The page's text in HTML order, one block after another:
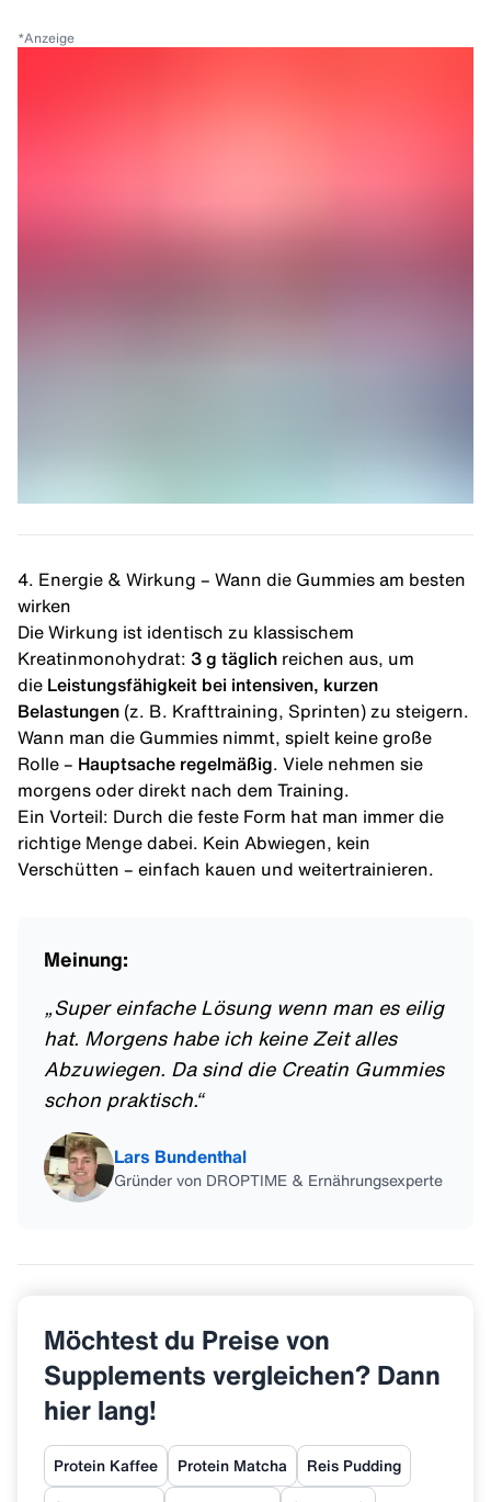
*Anzeige
4. Energie & Wirkung – Wann die Gummies am besten
wirken
Die Wirkung ist identisch zu klassischem
Kreatinmonohydrat: 3 g täglich reichen aus, um
die Leistungsfähigkeit bei intensiven, kurzen
Belastungen (z. B. Krafttraining, Sprinten) zu steigern.
Wann man die Gummies nimmt, spielt keine große
Rolle – Hauptsache regelmäßig . Viele nehmen sie
morgens oder direkt nach dem Training.
Ein Vorteil: Durch die feste Form hat man immer die
richtige Menge dabei. Kein Abwiegen, kein
Verschütten – einfach kauen und weitertrainieren.
Meinung:
Super einfache Lösung wenn man es eilig
hat. Morgens habe ich keine Zeit alles
Abzuwiegen. Da sind die Creatin Gummies
schon praktisch. “
Lars Bundenthal
Gründer von DROPTIME & Ernährungsexperte
Möchtest du Preise von
Supplements vergleichen? Dann
hier lang!
Protein Kaffee Protein Matcha Reis Pudding